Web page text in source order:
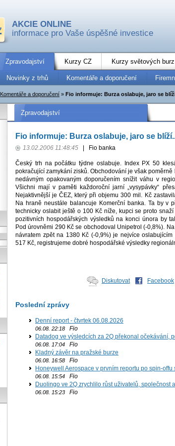
AKCIE ONLINE
informace pro Vaše úspěšné investice
Zpravodajství Kurzy CZ Kurzy světových burz
Novinky z trhů Komentáře a doporučení
Komentáře a doporučení » Fio informuje: Burza oslabuje, jaro se
Zpravodajství
Fio informuje: Burza oslabuje, jaro se
13.02.2006 11:48:45 Fio banka
Český trh na počátku týdne oslabuje. Index PX 50
pokračující zamykání zisků. Obchodování je však
nedávným opakovaným doporučením snížit váhu v
Všichni mají v paměti každoroční jarní „vysypávky“
Nejaktivnější je ČEZ, který při objemu 300 mil. Kč
Na hraně neustále balancuje Komerční banka. Ta by v
technicky oslabit ještě o 100 Kč níže, kupci se proto
pozitivních hospodářských výsledků na konci února by
Pod úrovněmi 290 Kč se obchodoval Unipetrol (-0,8%).
návratem zpět na 1380 Kč (-0,9%) je nejvíce
517 Kč, registrujeme dobré hospodářské výsledky
Diskutovat Facebook
Poslední zprávy
Denní report - čtvrtek 06.08.2026
06.08. 22:18 Fio
Datadog ve výsledcích za 2Q překonal očekávání,
06.08. 17:04 Fio
Kladný závěr na pražské burze
06.08. 16:58 Fio
Honeywell Aerospace v prvním reportu po spin-
06.08. 15:54 Fio
Duolingo ve 2Q zrychlilo růst uživatelů, společnost
06.08. 15:23 Fio